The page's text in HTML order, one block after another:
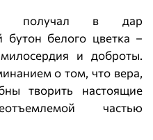
получал в дар
белого цветка –
и доброты.
о том, что вера,
творить настоящие
частью